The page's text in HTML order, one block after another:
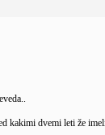
kakimi dvemi leti že